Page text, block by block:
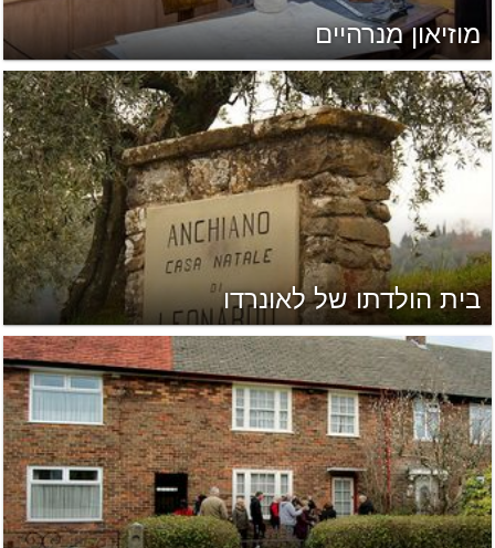
מוזיאון מנרהיים
בית הולדתו של לאונרדו